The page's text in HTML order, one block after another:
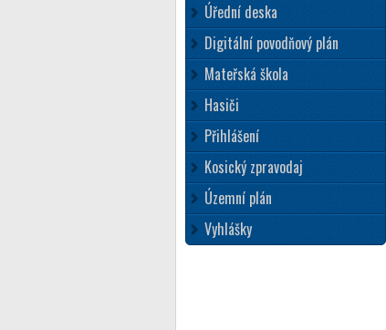
Úřední deska
Digitální povodňový plán
Mateřská škola
Hasiči
Přihlášení
Kosický zpravodaj
Územní plán
Vyhlášky